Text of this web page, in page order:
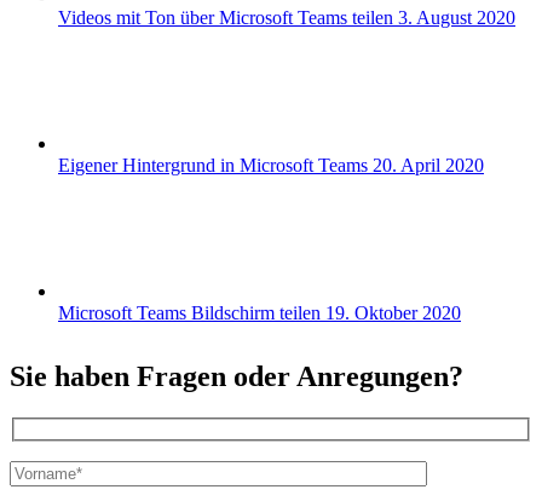
Videos mit Ton über Microsoft Teams teilen 3. August 2020
Eigener Hintergrund in Microsoft Teams 20. April 2020
Microsoft Teams Bildschirm teilen 19. Oktober 2020
Sie haben Fragen oder Anregungen?